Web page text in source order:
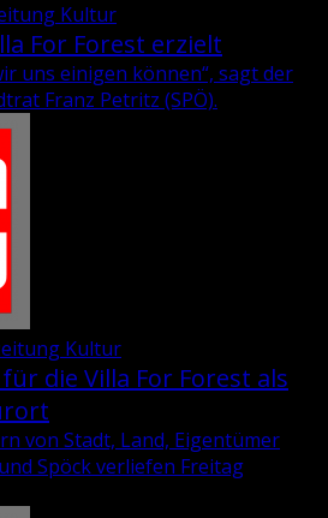
Kultur
For Forest erzielt
uns ei­ni­gen kön­nen“, sagt der
Franz Pe­tritz (SPÖ).
Kultur
die Villa For Forest als
von Stadt, Land, Eigentümer
Spöck verliefen Freitag